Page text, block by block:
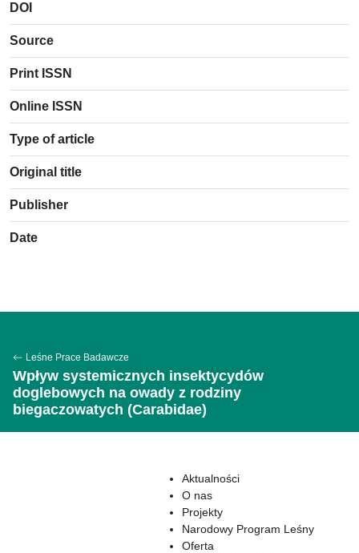
DOI
Source
Print ISSN
Online ISSN
Type of article
Original title
Publisher
Date
Leśne Prace Badawcze
Wpływ systemicznych insektycydów
doglebowych na owady z rodziny
biegaczowatych (Carabidae)
Aktualności
O nas
Projekty
Narodowy Program Leśny
Oferta